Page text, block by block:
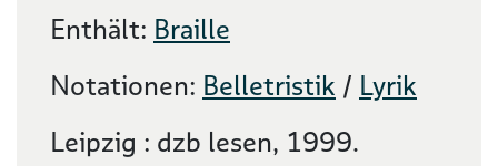
Enthält: Braille
Notationen: Belletristik / Lyrik
Leipzig : dzb lesen, 1999.